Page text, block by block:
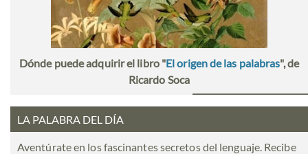
Dónde puede adquirir el libro "El origen de las palabras", de
Ricardo Soca
LA PALABRA DEL DÍA
Aventúrate en los fascinantes secretos del lenguaje. Recibe